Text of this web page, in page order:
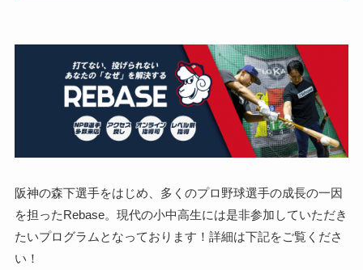
阪神の森下選手をはじめ、多くのプロ野球選手の成長の一因
を担ったRebase。現代の小中高生には是非参加していただき
たいプログラムとなっております！詳細は下記をご覧くださ
い！